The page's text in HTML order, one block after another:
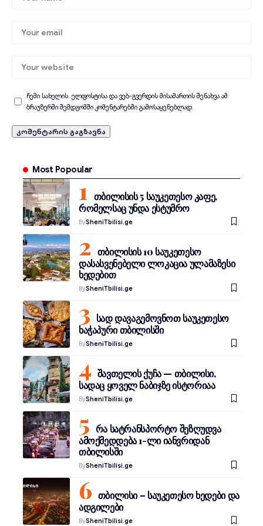
ჩემი სახელის. ელფოსტისა და ვებ-გვერდის მისამართის შენახვა ამ
ბრაუზერში შემდგომში კომენტარებში გამოსაყენებლად.
Most Popoular
თბილისის 5 საუკეთესო კაფე,
რომელსაც უნდა ესტუმრო
BySheniTbilisi.ge
თბილისის 10 საუკეთესო
დასასვენებელი ლოკაცია ულამაზესი
ხედებით
BySheniTbilisi.ge
სად დავაგემოვნოთ საუკეთესო
ხაჭაპური თბილისში
BySheniTbilisi.ge
შავთელის ქუჩა — თბილისი,
სადაც ყოველ ნაბიჯზე ისტორიაა
BySheniTbilisi.ge
რა სატრანსპორტო შეზღუდვა
ამოქმედდება 1-ლი იანვრიდან
თბილისში
BySheniTbilisi.ge
თბილისი – საუკეთესო ხედები და
ადგილები
BySheniTbilisi.ge